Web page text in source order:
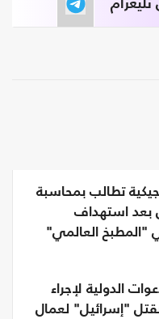
تطالب بمحاسبة
بعد استهداف
العالمي"
الدولية لإجراء
"إسرائيل" لعمال